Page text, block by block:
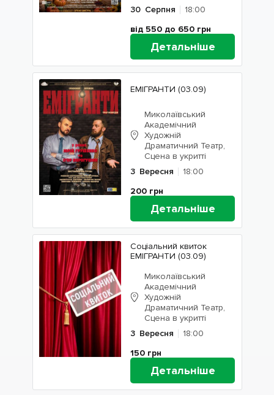
30 Серпня
18:00
від 550 до 650 грн
Детальніше
ЕМІГРАНТИ (03.09)
Миколаївський
Академічний
Художній
Драматичний Театр,
Сцена в укритті
3 Вересня
18:00
200 грн
Детальніше
Соціальний квиток
ЕМІГРАНТИ (03.09)
Миколаївський
Академічний
Художній
Драматичний Театр,
Сцена в укритті
3 Вересня
18:00
150 грн
Детальніше